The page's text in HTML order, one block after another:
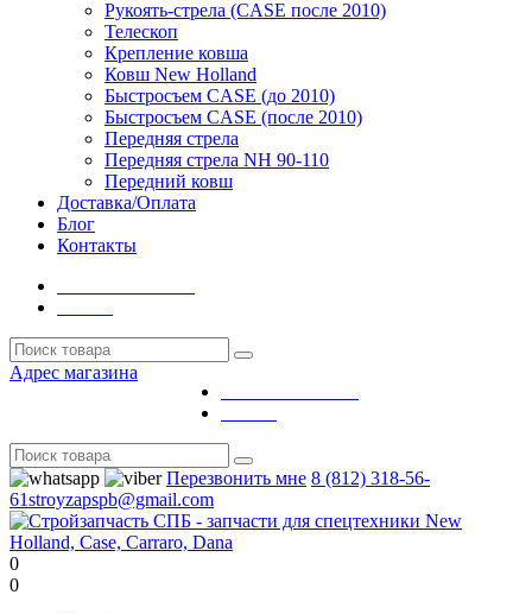
Рукоять-стрела (CASE после 2010)
Телескоп
Крепление ковша
Ковш New Holland
Быстросъем CASE (до 2010)
Быстросъем CASE (после 2010)
Передняя стрела
Передняя стрела NH 90-110
Передний ковш
Доставка/Оплата
Блог
Контакты
Адрес магазина
Перезвонить мне 8 (812) 318-56-
61stroyzapspb@gmail.com
0
0